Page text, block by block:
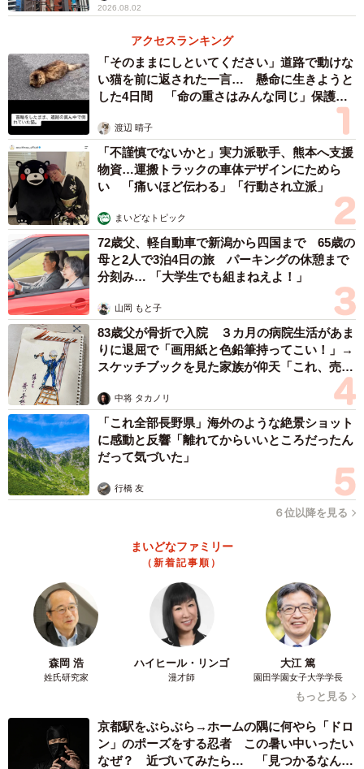
2026.08.02
アクセスランキング
「そのままにしといてください」道路で動けな
い猫を前に返された一言… 懸命に生きようと
した4日間 「命の重さはみんな同じ」保護団
渡辺 晴子
「不謹慎でないかと」実力派歌手、熊本へ支援
物資…運搬トラックの車体デザインにためら
い 「痛いほど伝わる」「行動され立派」
まいどなトピック
72歳父、軽自動車で新潟から四国まで 65歳の
母と2人で3泊4日の旅 パーキングの休憩まで
分刻み… 「大学生でも組まねえよ！」
山岡 もと子
83歳父が骨折で入院 ３カ月の病院生活があま
りに退屈で「画用紙と色鉛筆持ってこい！」→
スケッチブックを見た家族が仰天「これ、売れ
中将 タカノリ
「これ全部長野県」海外のような絶景ショット
に感動と反響「離れてからいいところだったん
だって気づいた」
行橋 友
６位以降を見る
まいどなファミリー
（新着記事順）
森岡 浩
姓氏研究家
ハイヒール・リンゴ
漫才師
大江 篤
園田学園女子大学学長
もっと見る
京都駅をぶらぶら→ホームの隅に何やら「ドロ
ン」のポーズをする忍者 この暑い中いったい
なぜ？ 近づいてみたら… 「見つかるなんて